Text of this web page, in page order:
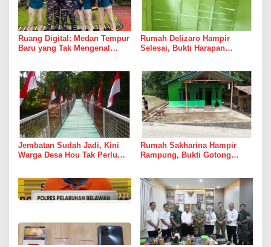
Ruang Digital: Medan Tempur
Baru yang Tak Mengenal
Rumah Delizaro Hampir
Selesai, Bukti Harapan
Jembatan Sudah Jadi, Kini
Warga Desa Hou Tak Perlu
Rumah Sakharina Hampir
Rampung, Bukti Gotong